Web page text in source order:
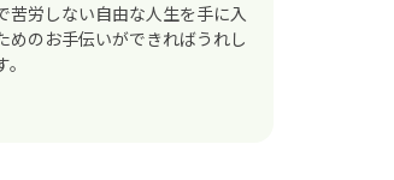
苦労しない自由な人生を手に入
めのお手伝いができればうれし